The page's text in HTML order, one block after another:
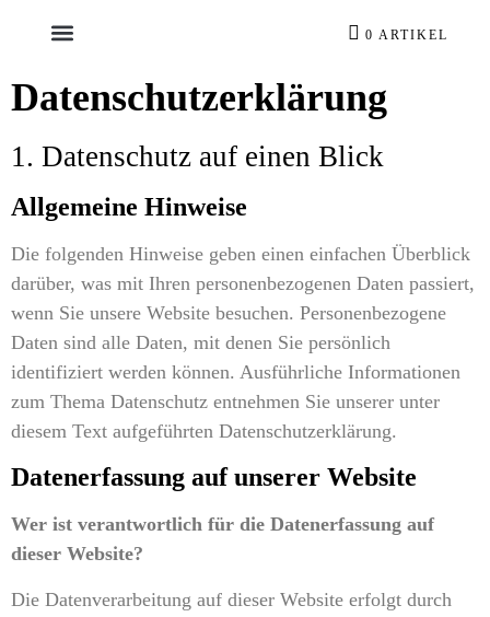
0 ARTIKEL
Datenschutzerklärung
1. Datenschutz auf einen Blick
Allgemeine Hinweise
Die folgenden Hinweise geben einen einfachen Überblick
darüber, was mit Ihren personenbezogenen Daten passiert,
wenn Sie unsere Website besuchen. Personenbezogene
Daten sind alle Daten, mit denen Sie persönlich
identifiziert werden können. Ausführliche Informationen
zum Thema Datenschutz entnehmen Sie unserer unter
diesem Text aufgeführten Datenschutzerklärung.
Datenerfassung auf unserer Website
Wer ist verantwortlich für die Datenerfassung auf
dieser Website?
Die Datenverarbeitung auf dieser Website erfolgt durch